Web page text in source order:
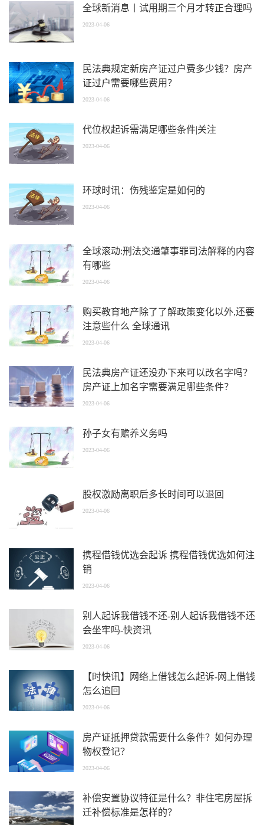
全球新消息丨试用期三个月才转正合理吗
2023-04-06
民法典规定新房产证过户费多少钱？房产
证过户需要哪些费用？
2023-04-06
代位权起诉需满足哪些条件|关注
2023-04-06
环球时讯：伤残鉴定是如何的
2023-04-06
全球滚动:刑法交通肇事罪司法解释的内容
有哪些
2023-04-06
购买教育地产除了了解政策变化以外,还要
注意些什么 全球通讯
2023-04-06
民法典房产证还没办下来可以改名字吗？
房产证上加名字需要满足哪些条件？
2023-04-06
孙子女有赡养义务吗
2023-04-06
股权激励离职后多长时间可以退回
2023-04-06
携程借钱优选会起诉 携程借钱优选如何注
销
2023-04-06
别人起诉我借钱不还-别人起诉我借钱不还
会坐牢吗-快资讯
2023-04-06
【时快讯】网络上借钱怎么起诉-网上借钱
怎么追回
2023-04-06
房产证抵押贷款需要什么条件？如何办理
物权登记？
2023-04-06
补偿安置协议特征是什么？非住宅房屋拆
迁补偿标准是怎样的？